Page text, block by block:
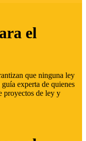
el
que ninguna ley
experta de quienes
proyectos de ley y